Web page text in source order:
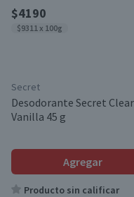
$4190
$9311 x 100g
Secret
Desodorante Secret
Vanilla 45 g
Agregar
Producto sin calificar